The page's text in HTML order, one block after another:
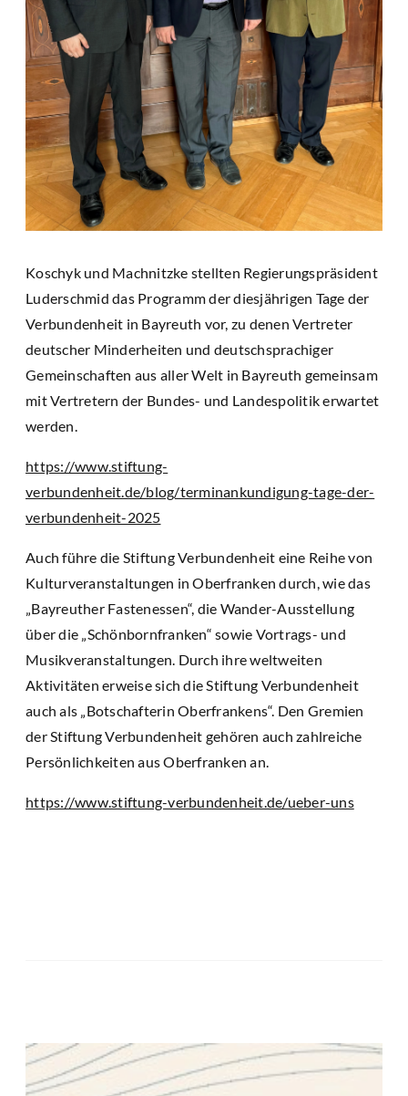
Koschyk und Machnitzke stellten Regierungspräsident
Luderschmid das Programm der diesjährigen Tage der
Verbundenheit in Bayreuth vor, zu denen Vertreter
deutscher Minderheiten und deutschsprachiger
Gemeinschaften aus aller Welt in Bayreuth gemeinsam
mit Vertretern der Bundes- und Landespolitik erwartet
werden.
https://www.stiftung-
verbundenheit.de/blog/terminankundigung-tage-der-
verbundenheit-2025
Auch führe die Stiftung Verbundenheit eine Reihe von
Kulturveranstaltungen in Oberfranken durch, wie das
„Bayreuther Fastenessen“, die Wander-Ausstellung
über die „Schönbornfranken“ sowie Vortrags- und
Musikveranstaltungen. Durch ihre weltweiten
Aktivitäten erweise sich die Stiftung Verbundenheit
auch als „Botschafterin Oberfrankens“. Den Gremien
der Stiftung Verbundenheit gehören auch zahlreiche
Persönlichkeiten aus Oberfranken an.
https://www.stiftung-verbundenheit.de/ueber-uns